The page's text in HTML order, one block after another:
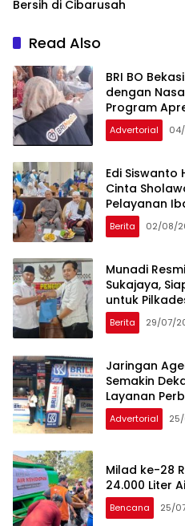
Bersih di Cibarusah
Read Also
BRI BO
dengan
Program
Advertorial
Edi Siswanto
Cinta
Pelayanan
Berita 02/08/
Munadi
Sukajaya,
untuk
Berita 29/07/
Jaringan
Semakin
Layanan
Advertorial
Milad ke-28
24.000 Liter
Bencana 25/